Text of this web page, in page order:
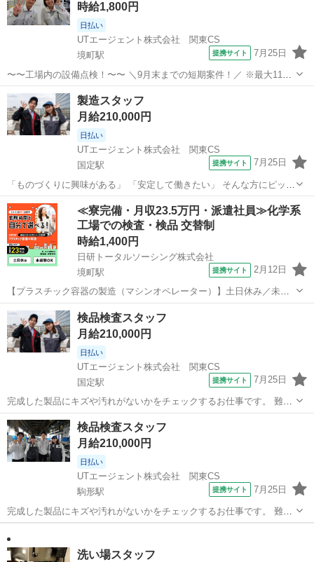
方必見！ 「経験な...時給1,800円
日払い
UTエージェント株式会社 関東CS
境町駅
提携サイト 7月25日
〜〜工場内の設備点検！〜〜 ＼9月末までの短期案件！／ ※最大11月
まで延長の可能性あり 未経験の方歓迎！ 工場内で設備の点検作業をお
任せします☆ ＜具体的には…＞ ◆制御盤内の確認 (PCBが含有されて
いるコンデンサ...
群馬 伊勢崎市 境町駅
製造スタッフ
月給210,000円
日払い
UTエージェント株式会社 関東CS
国定駅
提携サイト 7月25日
「ものづくりに興味がある」 「安定して働きたい」 そんな方にピッタ
リのお仕事です！ 部品を組み立てたり、製品を作ったりする工場での
お仕事をご紹介します。未経験から始められる職場も多く、イチから
丁寧に教えてもらえるので安心で...
群馬 伊勢崎市 国定駅 工場
≪寮完備・月収23.5万円・派遣社員≫化学系
工場での検査・検品 交替制
時給1,400円
日研トータルソーシング株式会社
境町駅
提携サイト 2月12日
【プラスチック容器の製造（マシンオペレーター）】土日休み／未経
験OK！幅広い世代が活躍中◎《お仕事No.3A446-JS》 お仕事について
化粧品や食品等に使用されるプラスチック容器の製造です。原料
（25kg）を台車を使用...
群馬 伊勢崎市 境町駅
検品検査スタッフ
月給210,000円
日払い
UTエージェント株式会社 関東CS
国定駅
提携サイト 7月25日
完成した製品にキズや汚れがないかをチェックするお仕事です。 難し
い作業は少なく、コツコツと丁寧に作業することが好きな方にピッタ
リです。 ほかにもこんなお仕事をご紹介！ ・製造 ・軽作業 ・ピッキ
ング ・フォークリフト ・...
群馬 伊勢崎市 国定駅
検品検査スタッフ
月給210,000円
日払い
UTエージェント株式会社 関東CS
駒形駅
提携サイト 7月25日
完成した製品にキズや汚れがないかをチェックするお仕事です。 難し
い作業は少なく、コツコツと丁寧に作業することが好きな方にピッタ
リです。 ほかにもこんなお仕事をご紹介！ ・製造 ・軽作業 ・ピッキ
ング ・フォークリフト ・...
洗い場スタッフ